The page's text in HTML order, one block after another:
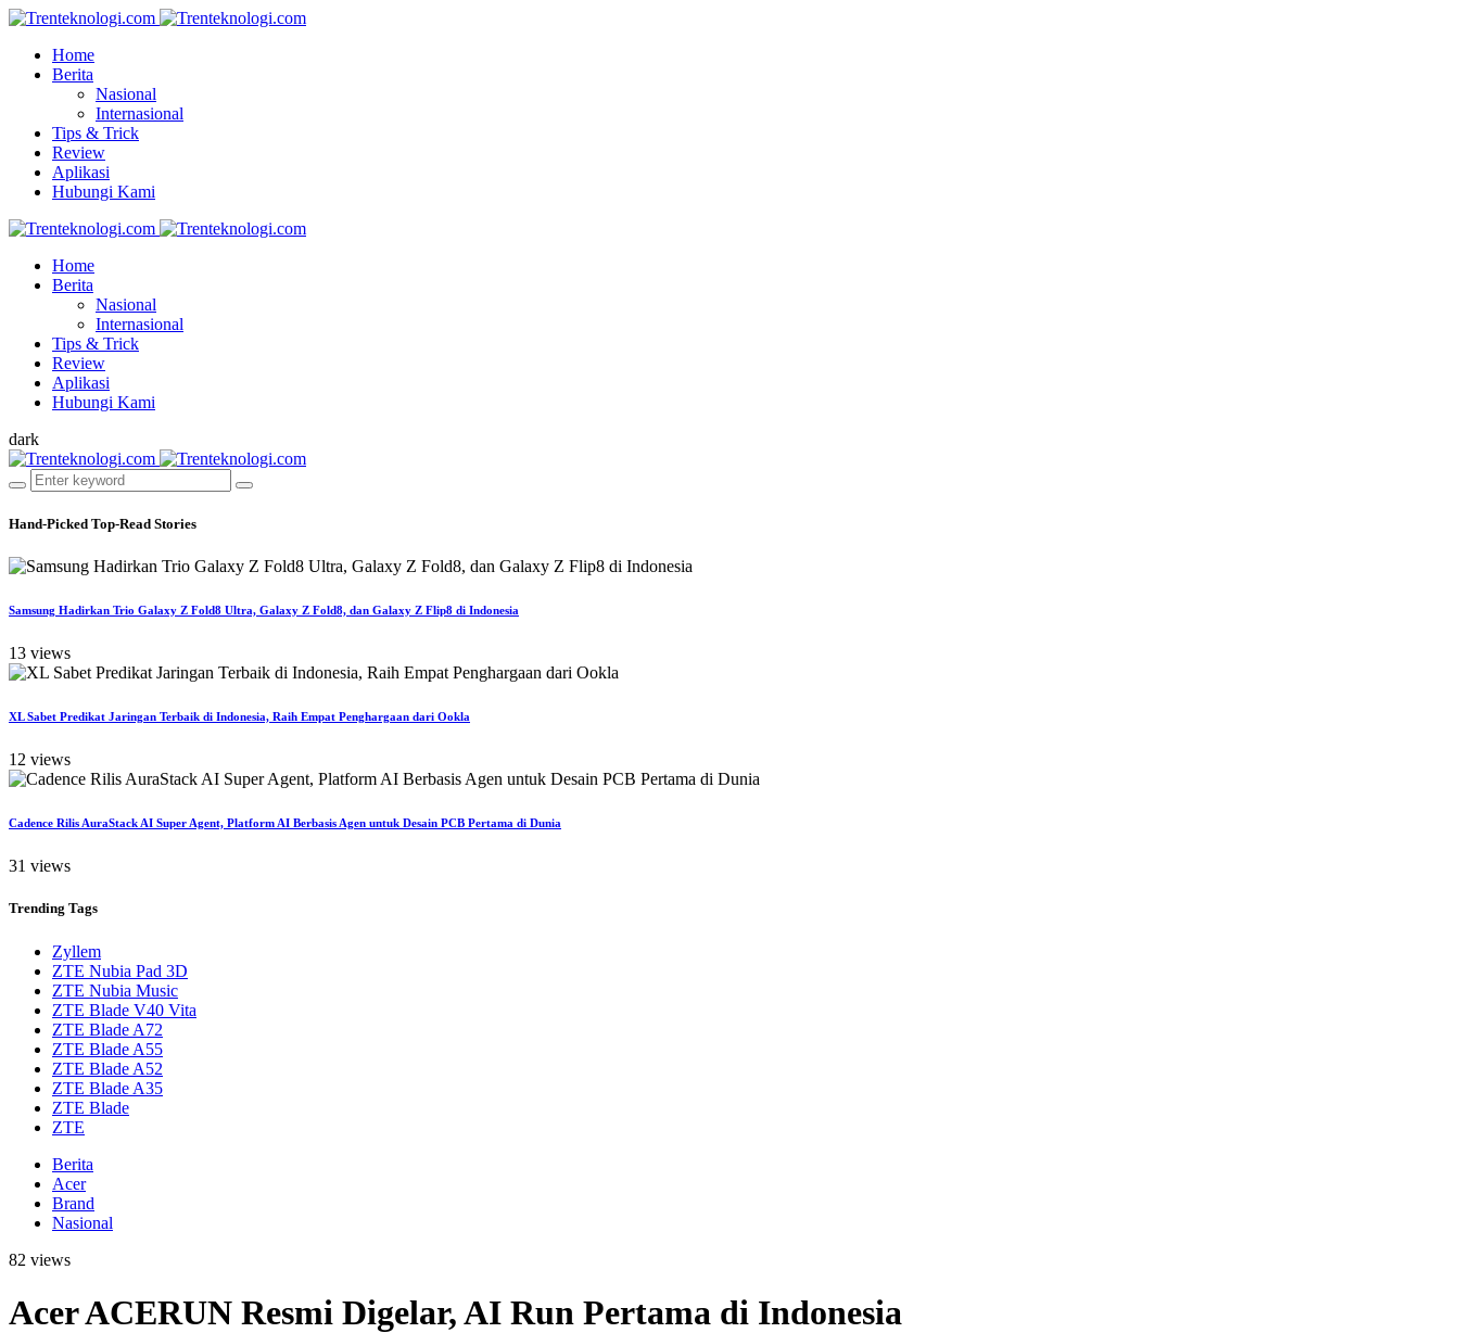
Home
Berita
Nasional
Internasional
Tips & Trick
Review
Aplikasi
Hubungi Kami
Home
Berita
Nasional
Internasional
Tips & Trick
Review
Aplikasi
Hubungi Kami
dark
Hand-Picked Top-Read Stories
Samsung Hadirkan Trio Galaxy Z Fold8 Ultra, Galaxy Z Fold8, dan Galaxy Z Flip8 di Indonesia
13 views
XL Sabet Predikat Jaringan Terbaik di Indonesia, Raih Empat Penghargaan dari Ookla
12 views
Cadence Rilis AuraStack AI Super Agent, Platform AI Berbasis Agen untuk Desain PCB Pertama di Dunia
31 views
Trending Tags
Zyllem
ZTE Nubia Pad 3D
ZTE Nubia Music
ZTE Blade V40 Vita
ZTE Blade A72
ZTE Blade A55
ZTE Blade A52
ZTE Blade A35
ZTE Blade
ZTE
Berita
Acer
Brand
Nasional
82 views
Acer ACERUN Resmi Digelar, AI Run Pertama di Indonesia